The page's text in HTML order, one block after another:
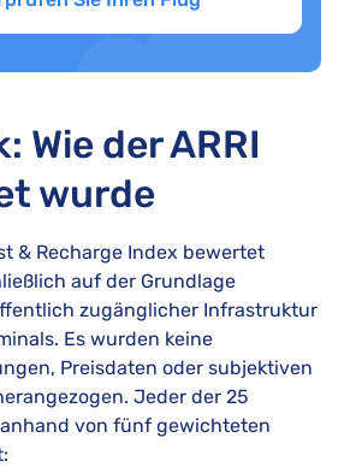
Wie der ARRI
wurde
& Recharge Index bewertet
auf der Grundlage
zugänglicher Infrastruktur
Es wurden keine
Preisdaten oder subjektiven
Jeder der 25
von fünf gewichteten